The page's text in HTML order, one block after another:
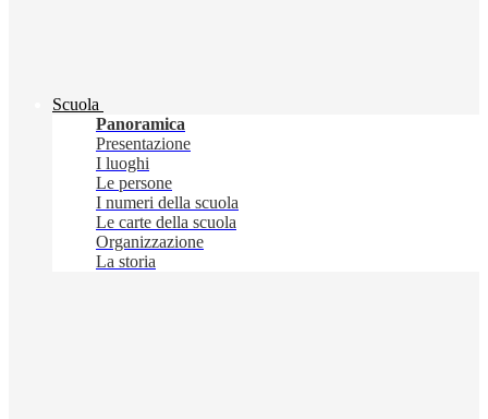
Scuola
Panoramica
Presentazione
I luoghi
Le persone
I numeri della scuola
Le carte della scuola
Organizzazione
La storia